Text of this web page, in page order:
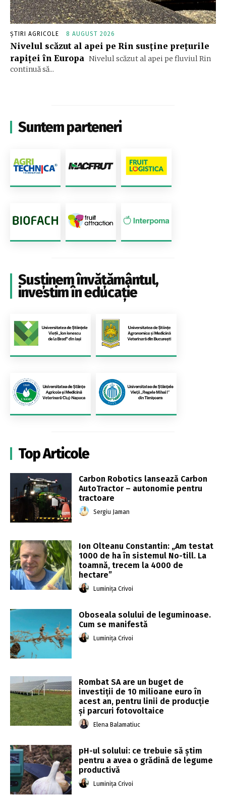
ȘTIRI AGRICOLE 8 AUGUST 2026
Nivelul scăzut al apei pe Rin susține prețurile
rapiței în Europa Nivelul scăzut al apei pe fluviul Rin
continuă să...
Suntem parteneri
Susținem învățământul,
investim în educație
Top Articole
Carbon Robotics lansează Carbon
AutoTractor – autonomie pentru
tractoare
Sergiu Jaman
Ion Olteanu Constantin: „Am testat
1000 de ha în sistemul No-till. La
toamnă, trecem la 4000 de
hectare”
Luminița Crivoi
Oboseala solului de leguminoase.
Cum se manifestă
Luminița Crivoi
Rombat SA are un buget de
investiţii de 10 milioane euro în
acest an, pentru linii de producţie
şi parcuri fotovoltaice
Elena Balamatiuc
pH-ul solului: ce trebuie să știm
pentru a avea o grădină de legume
productivă
Luminița Crivoi